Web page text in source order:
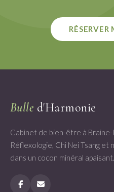
RÉSERVER
Bulle d'Harmonie
Cabinet de bien-être à Braine-
Réflexologie, Chi Nei Tsang et
dans un cocon minéral apaisant.